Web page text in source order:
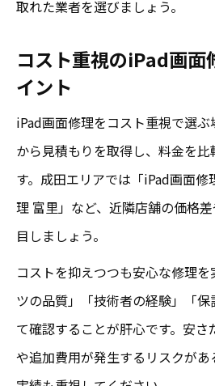
取れた業者を選びましょう。
コスト重視のiPad画面
イント
iPad画面修理をコスト重視で選
から見積もりを取得し、料金を
す。成田エリアでは「iPad画面
理 富里」など、近隣店舗の価格
目しましょう。
コストを抑えつつも安心な修理
ツの品質」「技術者の経験」「
て確認することが肝心です。安さ
や追加費用が発生するリスクが